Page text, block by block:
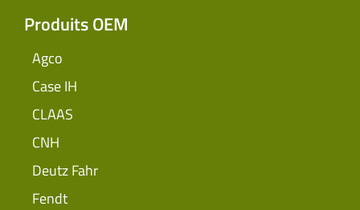
Produits OEM
Agco
Case IH
CLAAS
CNH
Deutz Fahr
Fendt